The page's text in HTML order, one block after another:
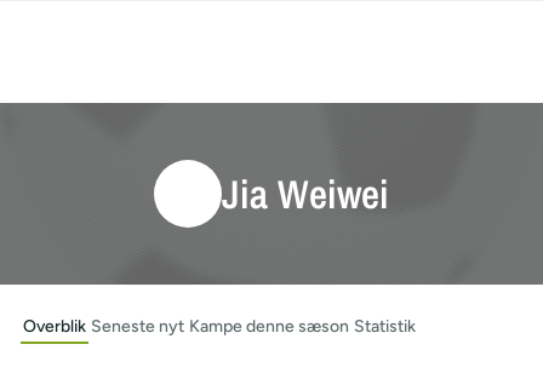
Jia Weiwei
Overblik Seneste nyt Kampe denne sæson Statistik